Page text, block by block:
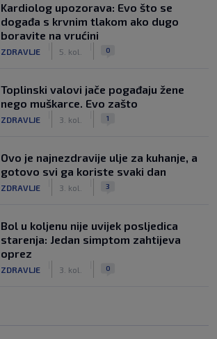
Kardiolog upozorava: Evo što se
događa s krvnim tlakom ako dugo
boravite na vrućini
ZDRAVLJE 5. kol. 0
Toplinski valovi jače pogađaju žene
nego muškarce. Evo zašto
ZDRAVLJE 3. kol. 1
Ovo je najnezdravije ulje za kuhanje, a
gotovo svi ga koriste svaki dan
ZDRAVLJE 3. kol. 3
Bol u koljenu nije uvijek posljedica
starenja: Jedan simptom zahtijeva
oprez
ZDRAVLJE 3. kol. 0